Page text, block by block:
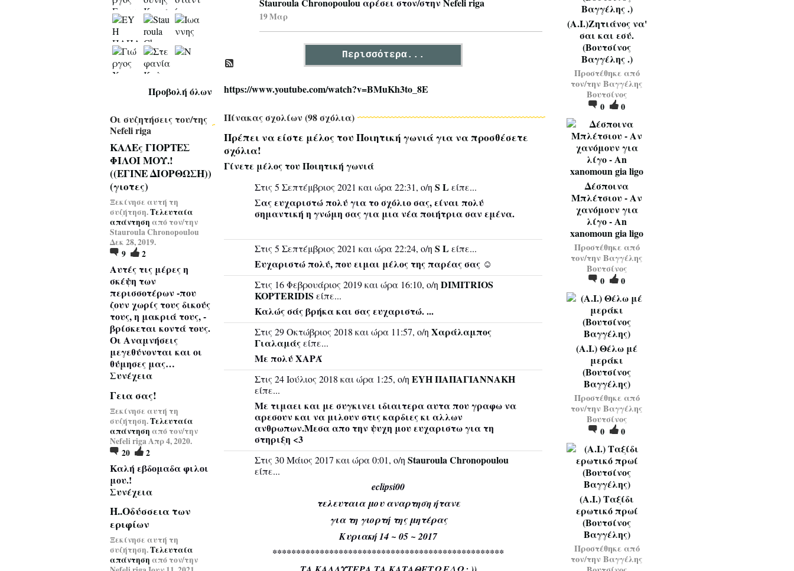
Προβολή όλων
Οι συζητήσεις του/της
Nefeli riga
ΚΑΛΕς ΓΙΟΡΤΕΣ
ΦΙΛΟΙ ΜΟΥ.!
((ΕΓΙΝΕ ΔΙΟΡΘΩΣΗ))
(γιοτες)
Ξεκίνησε αυτή τη
συζήτηση.Τελευταία
απάντηση από τον/την
Stauroula Chronopoulou
Δεκ 28, 2019.
9
2
Αυτές τις μέρες η
σκέψη των
περισσοτέρων -που
ζουν χωρίς τους δικούς
τους, η μακριά τους, -
βρίσκεται κοντά τους.
Οι Αναμνήσεις
μεγεθύνονται και οι
θύμησες μας…
Συνέχεια
Γεια σας!
Ξεκίνησε αυτή τη
συζήτηση.Τελευταία
απάντηση από τον/την
Nefeli riga Απρ 4, 2020.
20
2
Καλή εβδομαδα φιλοι
μου.!
Συνέχεια
Η..Οδύσσεια των
εριφίων
Ξεκίνησε αυτή τη
συζήτηση.Τελευταία
απάντηση από τον/την
19 Μαρ
Περισσότερα...
https://www.youtube.com/watch?v=BMuKh3to_8E
Πίνακας σχολίων (98 σχόλια)
Πρέπει να είστε μέλος του Ποιητική γωνιά για να προσθέσετε
σχόλια!
Γίνετε μέλος του Ποιητική γωνιά
Στις 5 Σεπτέμβριος 2021 και ώρα 22:31, ο/η S Lείπε...
Σας ευχαριστώ πολύ για το σχόλιο σας, είναι πολύ
σημαντική η γνώμη σας για μια νέα ποιήτρια σαν εμένα.
Στις 5 Σεπτέμβριος 2021 και ώρα 22:24, ο/η S Lείπε...
Ευχαριστώ πολύ, που ειμαι μέλος της παρέας σας ☺️
Στις 16 Φεβρουάριος 2019 και ώρα 16:10, ο/η DIMITRIOS
KOPTERIDIS είπε...
Καλώς σάς βρήκα και σας ευχαριστώ. ...
Στις 29 Οκτώβριος 2018 και ώρα 11:57, ο/η Χαράλαμπος
Γιαλαμάςείπε...
Με πολύ ΧΑΡΆ
Στις 24 Ιούλιος 2018 και ώρα 1:25, ο/η EYH ΠΑΠΑΓΙΑΝΝΑΚΗ
είπε...
Με τιμαει και με συγκινει ιδιαιτερα αυτα που γραφω να
αρεσουν και να μιλουν στις καρδιες κι αλλων
ανθρωπων.Μεσα απο την ψυχη μου ευχαριστω για τη
στηριξη <3
Στις 30 Μάιος 2017 και ώρα 0:01, ο/η Stauroula Chronopoulou
είπε...
eclipsi00
τελευταια μου αναρτηση ήτανε
για τη γιορτή της μητέρας
Κυριακή 14 ~ 05 ~ 2017
*************************************************
(Α.Ι.)Ζητιάνος να'
σαι και εσύ.
(Βουτσίνος
Βαγγέλης .)
Προστέθηκε από
τον/τηνΒαγγέλης
Βουτσίνος
0
0
Δέσποινα
Μπλέτσιου - Αν
χανόμουν για
λίγο - An
xanomoun gia ligo
Προστέθηκε από
τον/τηνΒαγγέλης
Βουτσίνος
0
0
(Α.Ι.) Θέλω μέ
μεράκι
(Βουτσίνος
Βαγγέλης)
Προστέθηκε από
τον/τηνΒαγγέλης
Βουτσίνος
0
0
(Α.Ι.) Ταξίδι
ερωτικό πρωί
(Βουτσίνος
Βαγγέλης)
Προστέθηκε από
τον/τηνΒαγγέλης